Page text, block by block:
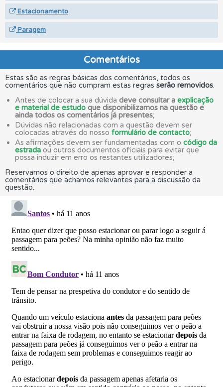
Estacionamento
Paragem
Comentários
Estas são as regras básicas dos comentários, todos os
comentários que não cumpram estas regras serão removidos.
Antes de colocar a sua dúvida deve consultar a explicação
e material de estudo que disponibilizamos na questão e
ainda todos os comentários já presentes;
Dúvidas não relacionadas com a questão devem ser
colocadas através do nosso formulário de contacto;
As afirmações devem ser fundamentadas com o código da
estrada ou outros documentos oficiais para evitar que
possa induzir em erro os restantes utilizadores;
Reservamos o direito de apenas aprovar e responder a
comentários que achamos relevantes para a discussão da
questão.